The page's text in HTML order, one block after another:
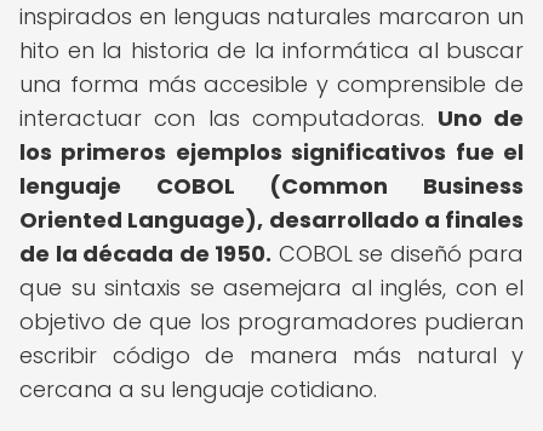
inspirados en lenguas naturales marcaron un
hito en la historia de la informática al buscar
una forma más accesible y comprensible de
interactuar con las computadoras. Uno de
los primeros ejemplos significativos fue el
lenguaje COBOL (Common Business
Oriented Language), desarrollado a finales
de la década de 1950. COBOL se diseñó para
que su sintaxis se asemejara al inglés, con el
objetivo de que los programadores pudieran
escribir código de manera más natural y
cercana a su lenguaje cotidiano.